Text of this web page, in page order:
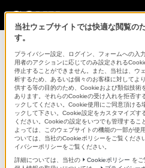
DSC-TX9
商品の写真
当社ウェブサイトでは快適な閲覧の
す。
プライバシー設定、ログイン、フォームへの入
用者のアクションに応じてのみ設定される
停止することができません。また、当社は、ウ
析するため、あるいは個々のお客様に対してよ
供する等の目的のため、Cookieおよび類似技術
あります。それらのCookieの受け入れを拒否す
ックしてください。Cookie使用にご同意頂ける
ックして下さい。Cookie設定をカスタマイズす
ください。Cookieの設定をいつでも管理する
よっては、このウェブサイトの機能の一部が使
ついては、当社のCookieポリシーをご覧くださ
イバシーポリシーをご覧ください。
詳細については、当社の
Cookieポリシー をご